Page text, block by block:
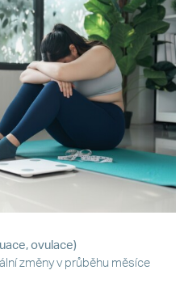
ovulace)
změny v průběhu měsíce